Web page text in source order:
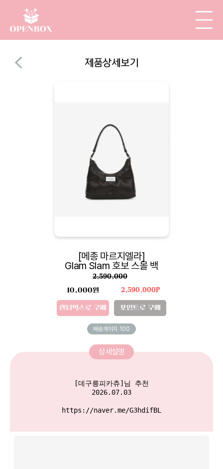
제품상세보기
[메종 마르지엘라]
Glam Slam 호보 스몰 백
2,590,000
10,000원
랜덤박스로 구매
2,590,000P
포인트로 구매
배송게이지 100
상세설명
[데구릉피카츄]님 추천
2026.07.03
https://naver.me/G3hdifBL